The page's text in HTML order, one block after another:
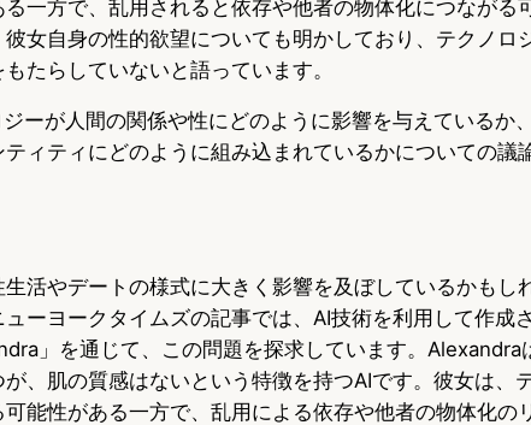
一方で、乱用されると依存や他者の物体化につながる
女自身の性的欲望についても明かしており、テクノロ
たらしていないと語っています。
ーが人間の関係や性にどのように影響を与えているか
ィティにどのように組み込まれているかについての議
活やデートの様式に大きく影響を及ぼしているかもし
ーヨークタイムズの記事では、AI技術を利用して作成
」を通じて、この問題を探求しています。Alexandra
、肌の質感はないという特徴を持つAIです。彼女は、
能性がある一方で、乱用による依存や他者の物体化の